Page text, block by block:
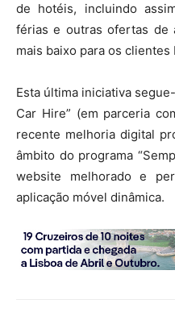
de hotéis, incluindo
férias e outras ofertas de
mais baixo para os clientes
Esta última iniciativa
Car Hire” (em parceria
recente melhoria digital
âmbito do programa
website melhorado e
aplicação móvel dinâmica.